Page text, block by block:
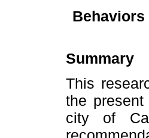
Behaviors
Summary
This
the
city of